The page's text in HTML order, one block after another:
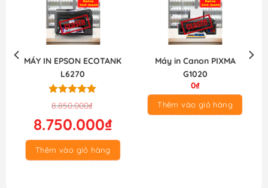
MÁY IN EPSON ECOTANK
L6270
Được xếp
5 sao
8.850.000₫
gốc
8.850.000₫.
8.750.000₫
hiện
là:
8.750.000₫.
Thêm vào giỏ hàng
Máy in Canon PIXMA
G1020
0₫
Thêm vào giỏ hàng